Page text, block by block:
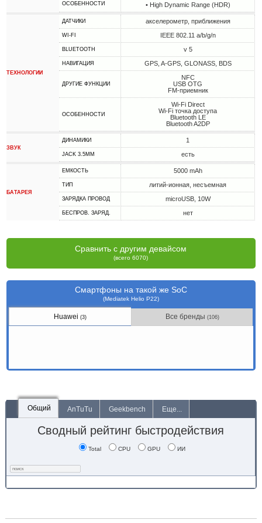
ОСОБЕННОСТИ • High Dynamic Range (HDR)
ТЕХНОЛОГИИ
ДАТЧИКИ акселерометр, приближения
WI-FI IEEE 802.11 a/b/g/n
BLUETOOTH v 5
НАВИГАЦИЯ GPS, A-GPS, GLONASS, BDS
ДРУГИЕ ФУНКЦИИ
NFC
USB OTG
FM-приемник
ОСОБЕННОСТИ
Wi-Fi Direct
Wi-Fi точка доступа
Bluetooth LE
Bluetooth A2DP
ЗВУК
ДИНАМИКИ 1
JACK 3.5MM есть
БАТАРЕЯ
ЕМКОСТЬ 5000 mAh
ТИП литий-ионная, несъемная
ЗАРЯДКА ПРОВОД microUSB, 10W
БЕСПРОВ. ЗАРЯД. нет
Сравнить с другим девайсом
(всего 6070)
Смартфоны на такой же SoC
(Mediatek Helio P22)
Huawei(3) Все бренды (106)
Общий AnTuTu Geekbench Еще...
Сводный рейтинг быстродействия
Total CPU GPU ИИ